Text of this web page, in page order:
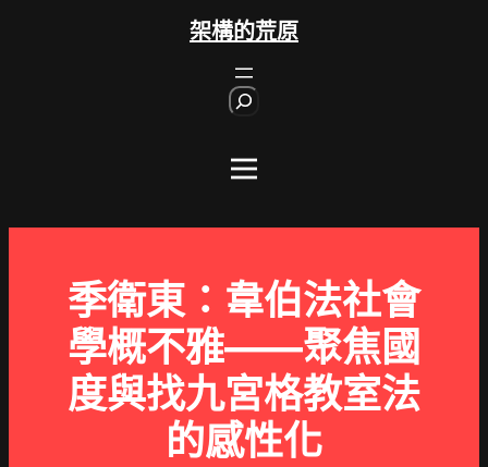
架構的荒原
季衛東：韋伯法社會
學概不雅——聚焦國
度與找九宮格教室法
的感性化